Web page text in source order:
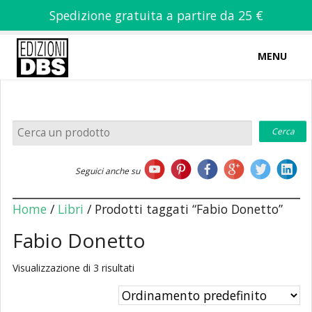
Spedizione gratuita a partire da 25 €
MENU
Home
Chi siamo
Libri
Seguici anche su
Home/ Libri / Prodotti taggati “Fabio Donetto”
Fabio Donetto
Visualizzazione di 3 risultati